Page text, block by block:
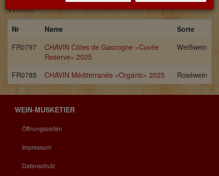
Weine
Nr Name
Sorte
FR0797
CHAVIN Côtes de Gascogne »Cuvée
Reserve« 2025
Weißwein
FR0785 CHAVIN Méditerranée »Organic« 2025 Roséwein
WEIN-MUSKETIER
Öffnungszeiten
Impressum
Datenschutz